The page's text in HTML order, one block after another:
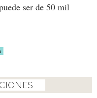
ser de 50 mil